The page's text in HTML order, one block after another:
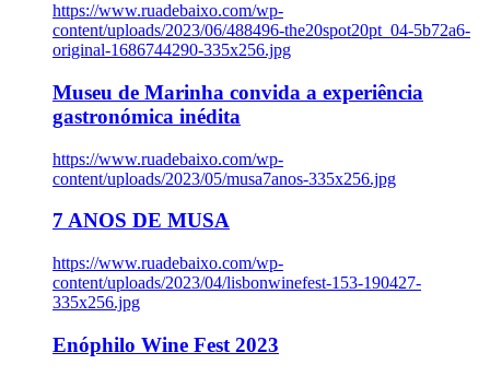
https://www.ruadebaixo.com/wp-
content/uploads/2023/06/488496-the20spot20pt_04-5b72a6-
original-1686744290-335x256.jpg
Museu de Marinha convida a experiência
gastronómica inédita
https://www.ruadebaixo.com/wp-
content/uploads/2023/05/musa7anos-335x256.jpg
7 ANOS DE MUSA
https://www.ruadebaixo.com/wp-
content/uploads/2023/04/lisbonwinefest-153-190427-
335x256.jpg
Enóphilo Wine Fest 2023